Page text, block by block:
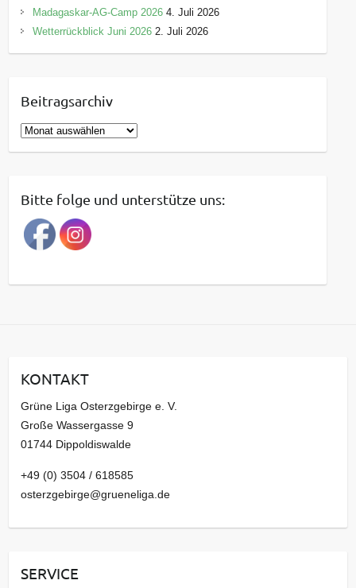
Madagaskar-AG-Camp 2026 4. Juli 2026
Wetterrückblick Juni 2026 2. Juli 2026
Beitragsarchiv
B
e
r
a
g
a
v
Bitte folge und unterstütze uns:
KONTAKT
Grüne Liga Osterzgebirge e. V.
Große Wassergasse 9
01744 Dippoldiswalde
+49 (0) 3504 / 618585
osterzgebirge@grueneliga.de
SERVICE